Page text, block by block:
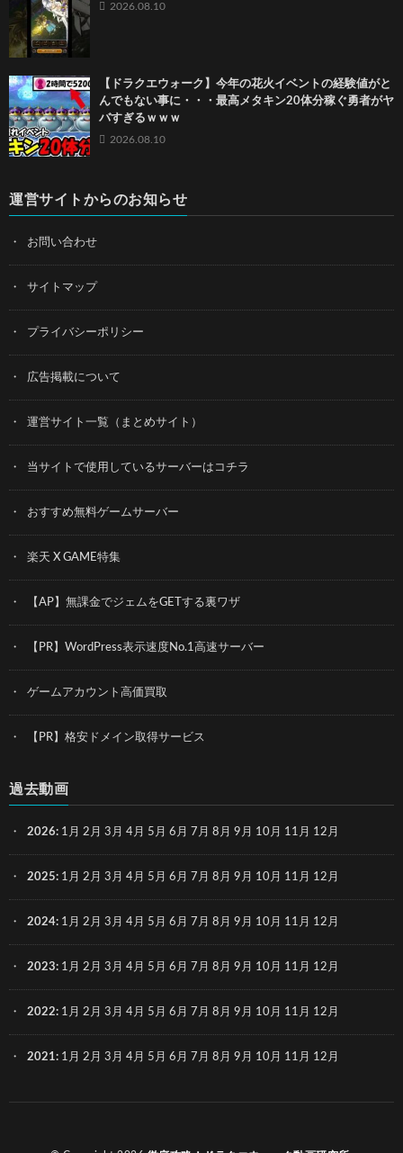
2026.08.10
【ドラクエウォーク】今年の花火イベントの経験値がと
んでもない事に・・・最高メタキン20体分稼ぐ勇者がヤ
バすぎるｗｗｗ
2026.08.10
運営サイトからのお知らせ
お問い合わせ
サイトマップ
プライバシーポリシー
広告掲載について
運営サイト一覧（まとめサイト）
当サイトで使用しているサーバーはコチラ
おすすめ無料ゲームサーバー
楽天 X GAME特集
【AP】無課金でジェムをGETする裏ワザ
【PR】WordPress表示速度No.1高速サーバー
ゲームアカウント高価買取
【PR】格安ドメイン取得サービス
過去動画
2026: 1月 2月 3月 4月 5月 6月 7月 8月 9月 10月 11月 12月
2025: 1月 2月 3月 4月 5月 6月 7月 8月 9月 10月 11月 12月
2024: 1月 2月 3月 4月 5月 6月 7月 8月 9月 10月 11月 12月
2023: 1月 2月 3月 4月 5月 6月 7月 8月 9月 10月 11月 12月
2022: 1月 2月 3月 4月 5月 6月 7月 8月 9月 10月 11月 12月
2021: 1月 2月 3月 4月 5月 6月 7月 8月 9月 10月 11月 12月